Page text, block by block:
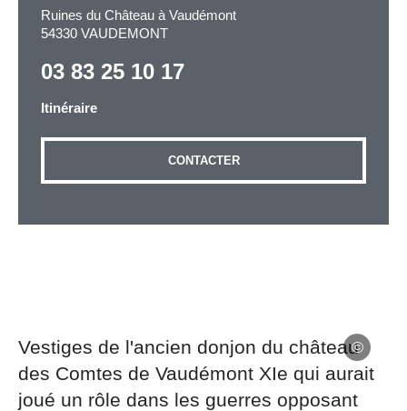
Ruines du Château à Vaudémont
54330 VAUDEMONT
03 83 25 10 17
Itinéraire
CONTACTER
Vestiges de l'ancien donjon du château
des Comtes de Vaudémont XIe qui aurait
joué un rôle dans les guerres opposant
Téléphone
Adresse email
Les informations recueillies à partir de ce formulaire
sont nécessaires au traitement de votre demande (sauf
mention contraire). Vous disposez d’un droit d’accès,
de rectification et d’opposition aux données vous